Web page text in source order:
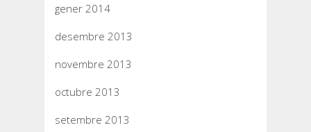
gener 2014
desembre 2013
novembre 2013
octubre 2013
setembre 2013